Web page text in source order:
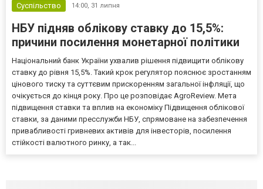
Суспільство 14:00, 31 липня
НБУ підняв облікову ставку до 15,5%:
причини посилення монетарної політики
Національний банк України ухвалив рішення підвищити облікову
ставку до рівня 15,5%. Такий крок регулятор пояснює зростанням
цінового тиску та суттєвим прискоренням загальної інфляції, що
очікується до кінця року. Про це розповідає AgroReview. Мета
підвищення ставки та вплив на економіку Підвищення облікової
ставки, за даними пресслужби НБУ, спрямоване на забезпечення
привабливості гривневих активів для інвесторів, посилення
стійкості валютного ринку, а так...